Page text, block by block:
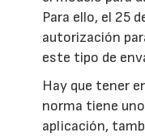
Para ello, el 25
autorización
este tipo de
Hay que tener
norma tiene
aplicación,